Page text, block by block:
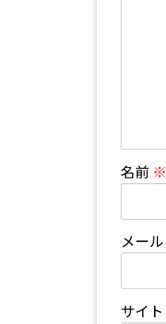
名前 ※
メール
サイト